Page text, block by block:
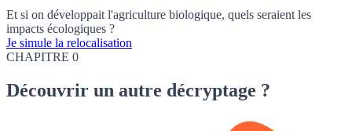
Et si on développait l'agriculture biologique, quels seraient les
impacts écologiques ?
Je simule la relocalisation
CHAPITRE 0
Découvrir un autre décryptage ?